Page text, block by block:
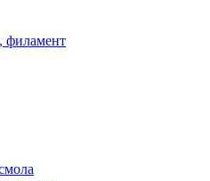
филамент